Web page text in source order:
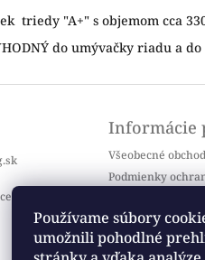
Používame súbory
umožnili pohodlné
triedy "A+" s objemom cca
do umývačky riadu a
baby
Informácie
Všeobecné
Podmienky
Doprava a platba
Kontakty
Často kladené